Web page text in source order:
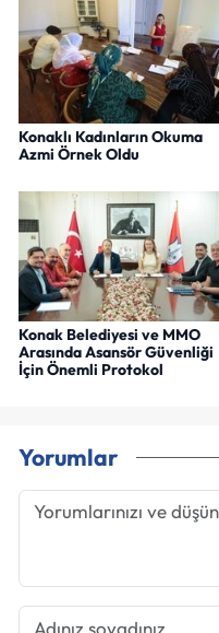
Konaklı Kadınların Okuma
Azmi Örnek Oldu
Konak Belediyesi ve MMO
Arasında Asansör Güvenliği
İçin Önemli Protokol
Yorumlar